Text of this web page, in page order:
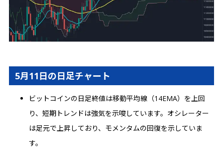
5月11日の日足チャート
ビットコインの日足終値は移動平均線（14EMA）を上回
り、短期トレンドは強気を示唆しています。オシレーター
は足元で上昇しており、モメンタムの回復を示していま
す。